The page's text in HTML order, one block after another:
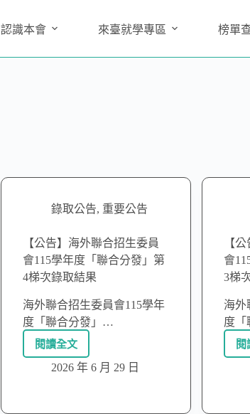
認識本會 來臺就學專區 榜單
錄取公告, 重要公告
【公告】海外聯合招生委員
會115學年度「聯合分發」第
4梯次錄取結果
海外聯合招生委員會115學年
度「聯合分發」…
閱讀全文
2026 年 6 月 29 日
【
會
3梯
海外
度